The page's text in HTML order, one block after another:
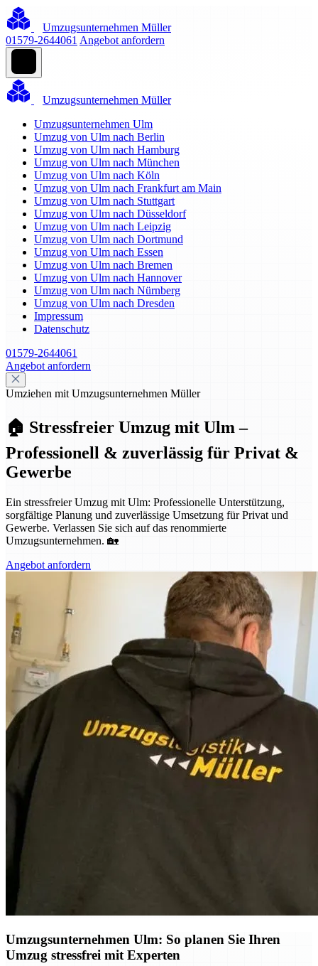
Umzugsunternehmen Müller
01579-2644061 Angebot anfordern
Umzugsunternehmen Müller
Umzugsunternehmen Ulm
Umzug von Ulm nach Berlin
Umzug von Ulm nach Hamburg
Umzug von Ulm nach München
Umzug von Ulm nach Köln
Umzug von Ulm nach Frankfurt am Main
Umzug von Ulm nach Stuttgart
Umzug von Ulm nach Düsseldorf
Umzug von Ulm nach Leipzig
Umzug von Ulm nach Dortmund
Umzug von Ulm nach Essen
Umzug von Ulm nach Bremen
Umzug von Ulm nach Hannover
Umzug von Ulm nach Nürnberg
Umzug von Ulm nach Dresden
Impressum
Datenschutz
01579-2644061
Angebot anfordern
Umziehen mit Umzugsunternehmen Müller
🏠 Stressfreier Umzug mit Ulm –
Professionell & zuverlässig für Privat &
Gewerbe
Ein stressfreier Umzug mit Ulm: Professionelle Unterstützung,
sorgfältige Planung und zuverlässige Umsetzung für Privat und
Gewerbe. Verlassen Sie sich auf das renommierte
Umzugsunternehmen. 🏡
Angebot anfordern
Umzugsunternehmen Ulm: So planen Sie Ihren
Umzug stressfrei mit Experten